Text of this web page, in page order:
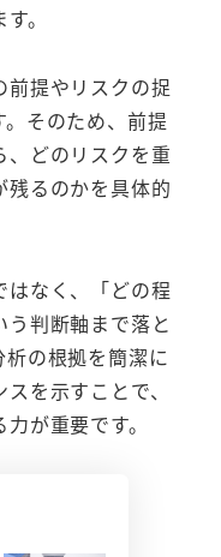
。
前提やリスクの捉
そのため、前提
、どのリスクを重
残るのかを具体的
はなく、「どの程
判断軸まで落と
の根拠を簡潔に
を示すことで、
が重要です。